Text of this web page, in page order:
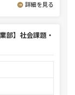
詳細を見る
部】社会課題・